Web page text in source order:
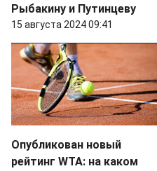
Рыбакину и Путинцеву
15 августа 2024 09:41
Опубликован новый
рейтинг WTA: на каком